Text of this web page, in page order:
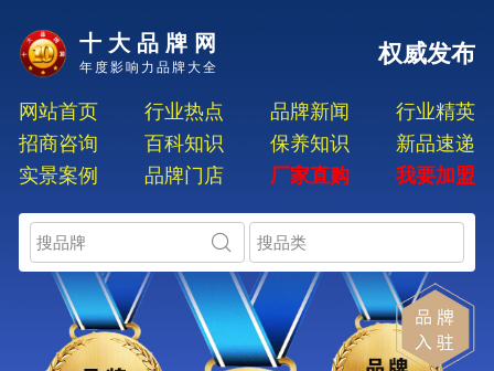
十大品牌网
年度影响力品牌大全
权威发布
网站首页 行业热点 品牌新闻
行业精英
招商咨询
百科知识 保养知识
新品速递
实景案例
品牌门店 厂家直购 我要加盟